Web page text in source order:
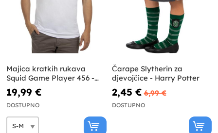
Majica kratkih rukava
Squid Game Player 456 -
službeni Netflix
19,99 €
DOSTUPNO
Čarape Slytherin za
djevojčice - Harry Potter
2,45 € 6,99 €
DOSTUPNO